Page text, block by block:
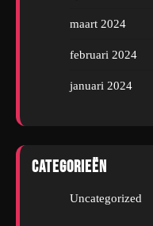
maart 2024
februari 2024
januari 2024
Categorieën
Uncategorized